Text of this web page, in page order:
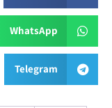
WhatsApp
Telegram